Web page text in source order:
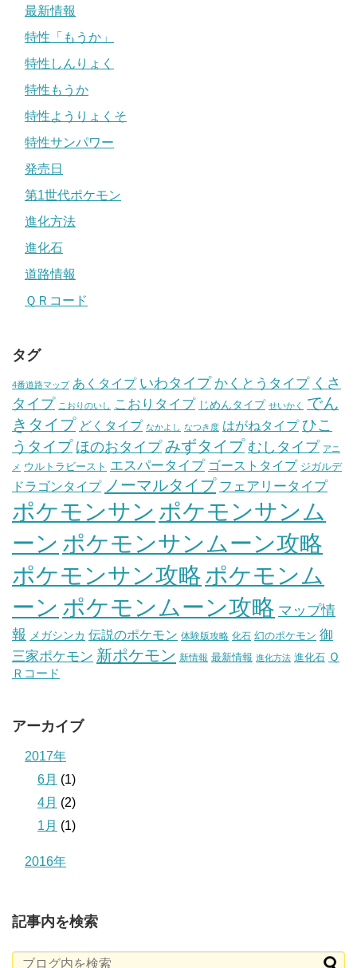
最新情報
特性「もうか」
特性しんりょく
特性もうか
特性ようりょくそ
特性サンパワー
発売日
第1世代ポケモン
進化方法
進化石
道路情報
ＱＲコード
タグ
4番道路マップ あくタイプ いわタイプ かくとうタイプ くさ
タイプ こおりのいし こおりタイプ じめんタイプ せいかく
でん
きタイプ どくタイプ なかよし なつき度 はがねタイプ ひこ
うタイプ ほのおタイプ みずタイプ むしタイプ アニ
メ ウルトラビースト エスパータイプ ゴーストタイプ ジガルデ
ドラゴンタイプ ノーマルタイプ フェアリータイプ
ポケモンサン ポケモンサンム
ーン ポケモンサンムーン攻略
ポケモンサン攻略ポケモンム
ーン ポケモンムーン攻略 マップ情
報
メガシンカ 伝説のポケモン 体験版攻略 化石 幻のポケモン 御
三家ポケモン 新ポケモン 新情報 最新情報 進化方法 進化石 Ｑ
Ｒコード
アーカイブ
2017年
6月 (1)
4月 (2)
1月 (1)
2016年
記事内を検索